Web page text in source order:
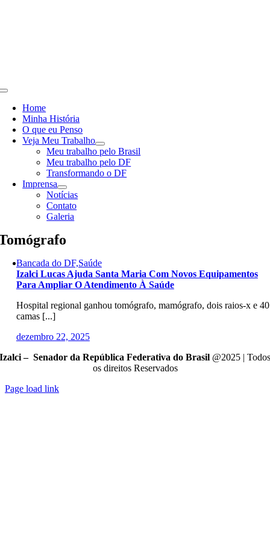
Toggle
NavigationHome
Minha História
O que eu Penso
Veja Meu Trabalho
Meu trabalho pelo Brasil
Meu trabalho pelo DF
Transformando o DF
Imprensa
Notícias
Contato
Galeria
Bancada do DF,Saúde
Izalci Lucas Ajuda Santa Maria Com Novos Equipamentos
Para Ampliar O Atendimento À Saúde
Hospital regional ganhou tomógrafo, mamógrafo, dois raios-x e 40
camas [...]
dezembro 22, 2025
Izalci – Senador da República Federativa do Brasil @2025 | Todos
os direitos Reservados
Page load link